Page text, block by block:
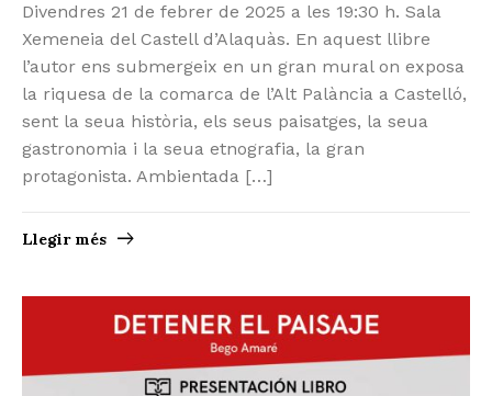
Divendres 21 de febrer de 2025 a les 19:30 h. Sala
Xemeneia del Castell d’Alaquàs. En aquest llibre
l’autor ens submergeix en un gran mural on exposa
la riquesa de la comarca de l’Alt Palància a Castelló,
sent la seua història, els seus paisatges, la seua
gastronomia i la seua etnografia, la gran
protagonista. Ambientada […]
Llegir més